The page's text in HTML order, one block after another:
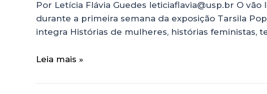
Por Letícia Flávia Guedes leticiaflavia@usp.br O
durante a primeira semana da exposição Tarsila
integra Histórias de mulheres, histórias feministas,
Leia mais »